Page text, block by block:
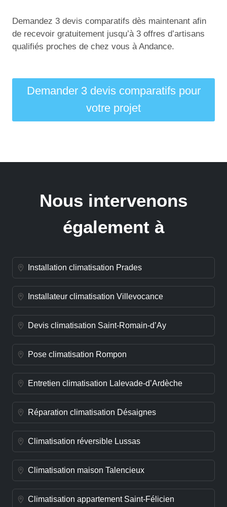
Demandez 3 devis comparatifs dès maintenant afin
de recevoir gratuitement jusqu’à 3 offres d’artisans
qualifiés proches de chez vous à Andance.
Demander 3 devis comparatifs pour
votre projet
Nous intervenons
également à
Installation climatisation Prades
Installateur climatisation Villevocance
Devis climatisation Saint-Romain-d’Ay
Pose climatisation Rompon
Entretien climatisation Lalevade-d’Ardèche
Réparation climatisation Désaignes
Climatisation réversible Lussas
Climatisation maison Talencieux
Climatisation appartement Saint-Félicien